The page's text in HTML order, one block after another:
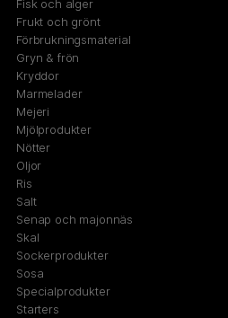
Fisk och alger
Frukt och grönt
Förbrukningsmaterial
Gryn & frön
Kryddor
Marmelader
Mejeri
Mjölprodukter
Nötter
Oljor
Ris
Salt
Senap och majonnäs
Skal
Sockerprodukter
Sosa
Specialprodukter
Starters